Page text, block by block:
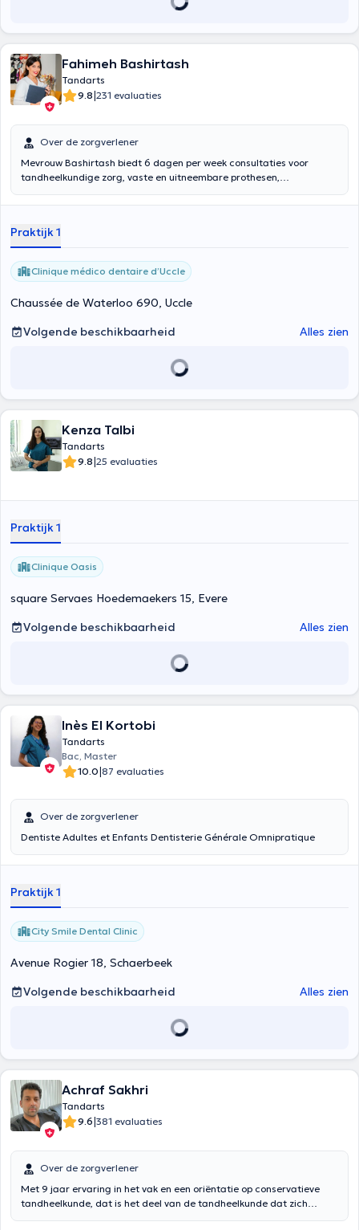
Fahimeh Bashirtash
Tandarts
9.8|231 evaluaties
Over de zorgverlener
Mevrouw Bashirtash biedt 6 dagen per week consultaties voor
tandheelkundige zorg, vaste en uitneembare prothesen,
haar centrum Clinique médico dentaire d'Uccle van maandag tot
Universiteit Brussel heeft gestudeerd, is gespecialiseerd in vaste,
uitneembare en esthetische prothesen.
Praktijk 1
Clinique médico dentaire d’Uccle
Chaussée de Waterloo 690, Uccle
Volgende beschikbaarheid
Alles zien
Kenza Talbi
Tandarts
9.8|25 evaluaties
Praktijk 1
Clinique Oasis
square Servaes Hoedemaekers 15, Evere
Volgende beschikbaarheid
Alles zien
Inès El Kortobi
Tandarts
Bac, Master
10.0|87 evaluaties
Over de zorgverlener
Dentiste Adultes et Enfants Dentisterie Générale Omnipratique
Praktijk 1
City Smile Dental Clinic
Avenue Rogier 18, Schaerbeek
Volgende beschikbaarheid
Alles zien
Achraf Sakhri
Tandarts
9.6|381 evaluaties
Over de zorgverlener
Met 9 jaar ervaring in het vak en een oriëntatie op conservatieve
tandheelkunde, dat is het deel van de tandheelkunde dat zich